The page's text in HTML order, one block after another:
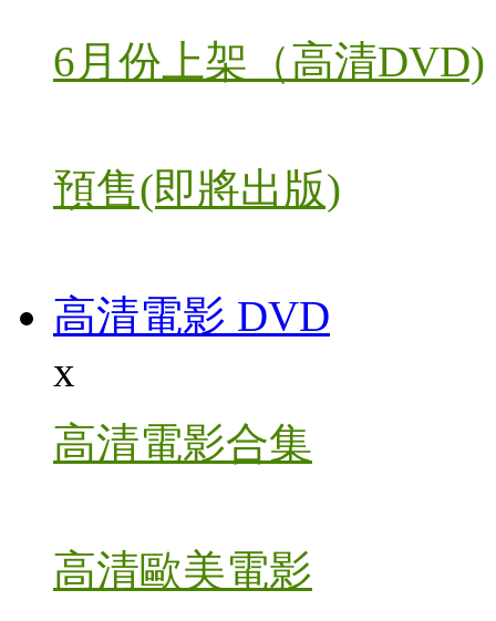
6月份上架（高清DVD)
預售(即將出版)
高清電影 DVD
x
高清電影合集
高清歐美電影